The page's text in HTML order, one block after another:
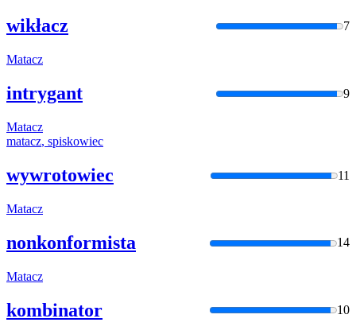
wikłacz 7
Matacz
intrygant 9
Matacz
matacz, spiskowiec
wywrotowiec 11
Matacz
nonkonformista 14
Matacz
kombinator 10